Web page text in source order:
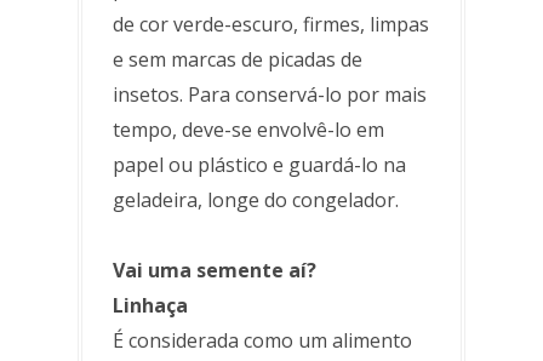
de cor verde-escuro, firmes, limpas
e sem marcas de picadas de
insetos. Para conservá-lo por mais
tempo, deve-se envolvê-lo em
papel ou plástico e guardá-lo na
geladeira, longe do congelador.
Vai uma semente aí?
Linhaça
É considerada como um alimento